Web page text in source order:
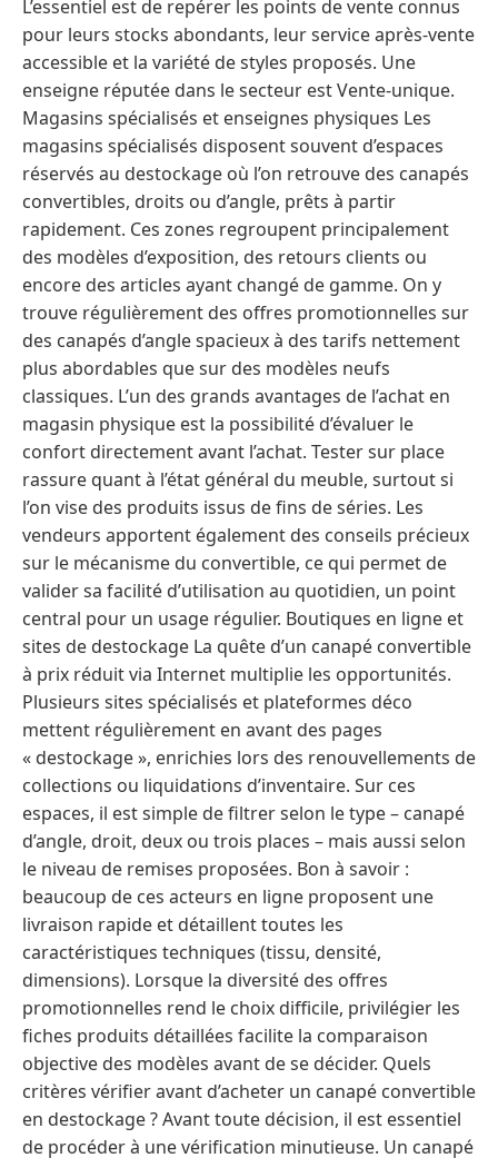
L’essentiel est de repérer les points de vente connus
pour leurs stocks abondants, leur service après-vente
accessible et la variété de styles proposés. Une
enseigne réputée dans le secteur est Vente-unique.
Magasins spécialisés et enseignes physiques Les
magasins spécialisés disposent souvent d’espaces
réservés au destockage où l’on retrouve des canapés
convertibles, droits ou d’angle, prêts à partir
rapidement. Ces zones regroupent principalement
des modèles d’exposition, des retours clients ou
encore des articles ayant changé de gamme. On y
trouve régulièrement des offres promotionnelles sur
des canapés d’angle spacieux à des tarifs nettement
plus abordables que sur des modèles neufs
classiques. L’un des grands avantages de l’achat en
magasin physique est la possibilité d’évaluer le
confort directement avant l’achat. Tester sur place
rassure quant à l’état général du meuble, surtout si
l’on vise des produits issus de fins de séries. Les
vendeurs apportent également des conseils précieux
sur le mécanisme du convertible, ce qui permet de
valider sa facilité d’utilisation au quotidien, un point
central pour un usage régulier. Boutiques en ligne et
sites de destockage La quête d’un canapé convertible
à prix réduit via Internet multiplie les opportunités.
Plusieurs sites spécialisés et plateformes déco
mettent régulièrement en avant des pages
« destockage », enrichies lors des renouvellements de
collections ou liquidations d’inventaire. Sur ces
espaces, il est simple de filtrer selon le type – canapé
d’angle, droit, deux ou trois places – mais aussi selon
le niveau de remises proposées. Bon à savoir :
beaucoup de ces acteurs en ligne proposent une
livraison rapide et détaillent toutes les
caractéristiques techniques (tissu, densité,
dimensions). Lorsque la diversité des offres
promotionnelles rend le choix difficile, privilégier les
fiches produits détaillées facilite la comparaison
objective des modèles avant de se décider. Quels
critères vérifier avant d’acheter un canapé convertible
en destockage ? Avant toute décision, il est essentiel
de procéder à une vérification minutieuse. Un canapé